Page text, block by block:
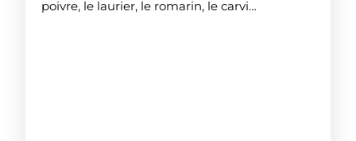
poivre, le laurier, le romarin, le carvi…